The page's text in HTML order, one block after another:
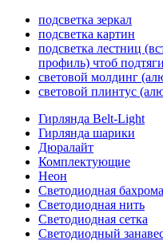
подсветка зеркал
подсветка картин
подсветка лестниц
профиль) чтоб
световой молдинг
световой плинтус
Гирлянда Belt-Light
Гирлянда шарики
Дюралайт
Комплектующие
Неон
Светодиодная бахрома
Светодиодная нить
Светодиодная сетка
Светодиодный